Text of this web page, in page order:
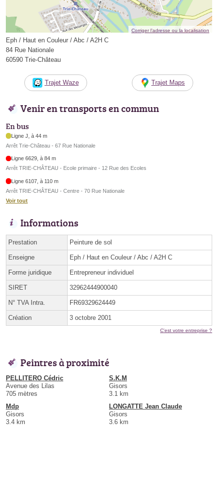
Corriger l’adresse ou la localisation
Eph / Haut en Couleur / Abc / A2H C
84 Rue Nationale
60590 Trie-Château
Trajet Waze Trajet Maps
Venir en transports en commun
En bus
Ligne J, à 44 m
Arrêt Trie-Château - 67 Rue Nationale
Ligne 6629, à 84 m
Arrêt TRIE-CHÂTEAU - Ecole primaire - 12 Rue des Ecoles
Ligne 6107, à 110 m
Arrêt TRIE-CHÂTEAU - Centre - 70 Rue Nationale
Voir tout
Informations
Prestation Peinture de sol
Enseigne Eph / Haut en Couleur / Abc / A2H C
Forme juridique Entrepreneur individuel
SIRET 32962444900040
N° TVA Intra. FR69329624449
Création 3 octobre 2001
C'est votre entreprise ?
Peintres à proximité
PELLITERO Cédric
Avenue des Lilas
705 mètres
S.K.M
Gisors
3.1 km
Mdp
Gisors
3.4 km
LONGATTE Jean Claude
Gisors
3.6 km